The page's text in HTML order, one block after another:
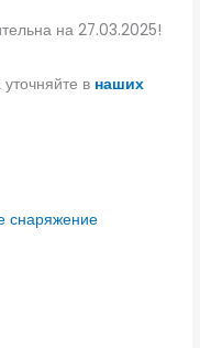
на 27.03.2025!
в наших
снаряжение